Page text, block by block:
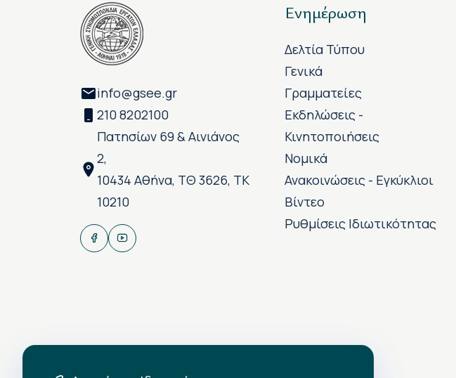
info@gsee.gr
210 8202100
Πατησίων 69 & Αινιάνος
2,
10434 Αθήνα, ΤΘ 3626, ΤΚ
10210
Ενημέρωση
Δελτία Τύπου
Γενικά
Γραμματείες
Εκδηλώσεις -
Κινητοποιήσεις
Νομικά
Ανακοινώσεις - Εγκύκλιοι
Βίντεο
Ρυθμίσεις Ιδιωτικότητας